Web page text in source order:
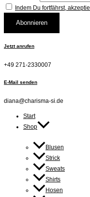
Indem Du fortfährst,
Jetzt anrufen
+49 271-2330007
E-Mail senden
diana@charisma-si.de
Start
Shop
Blusen
Strick
Sweats
Shirts
Hosen